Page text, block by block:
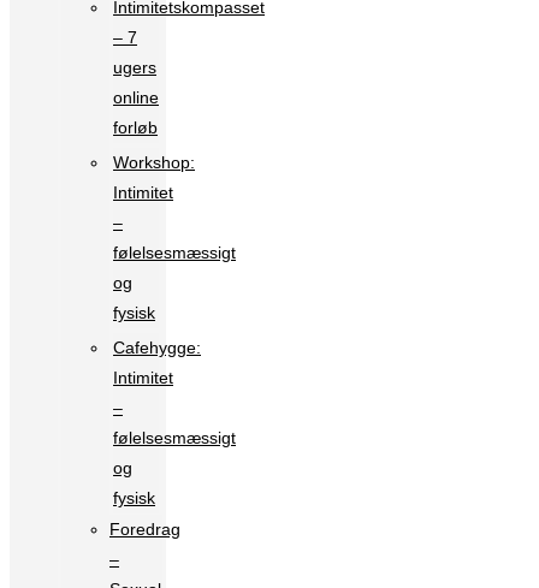
Intimitetskompasset
– 7
ugers
online
forløb
Workshop:
Intimitet
–
følelsesmæssigt
og
fysisk
Cafehygge:
Intimitet
–
følelsesmæssigt
og
fysisk
Foredrag
–